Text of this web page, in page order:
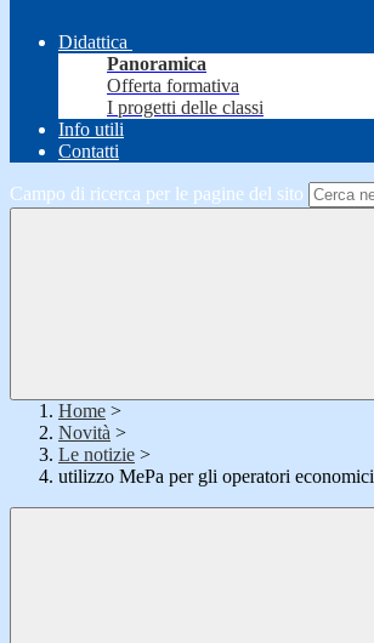
Didattica
Panoramica
Offerta formativa
I progetti delle classi
Info utili
Contatti
Campo di ricerca per le pagine del sito
Home >
Novità >
Le notizie >
utilizzo MePa per gli operatori economici